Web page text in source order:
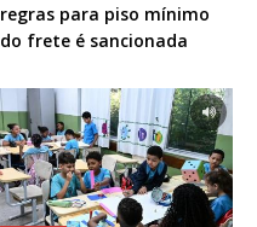
regras para piso mínimo
do frete é sancionada